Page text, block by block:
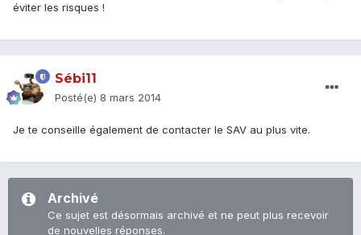
éviter les risques !
Sébi11
Posté(e) 8 mars 2014
Je te conseille également de contacter le SAV au plus vite.
Archivé
Ce sujet est désormais archivé et ne peut plus recevoir
de nouvelles réponses.